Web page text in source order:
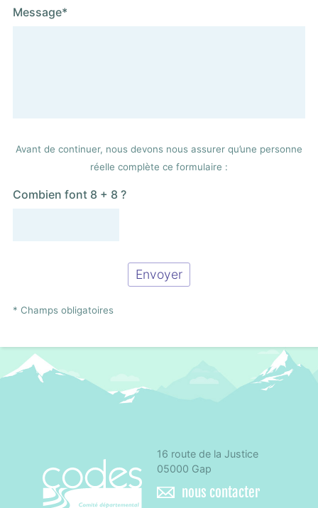
Message*
Avant de continuer, nous devons nous assurer qu’une personne
réelle complète ce formulaire :
Combien font 8 + 8 ?
* Champs obligatoires
CoDES 05 - Comité départemental
16 route de la Justice
05000 Gap
nous contacter